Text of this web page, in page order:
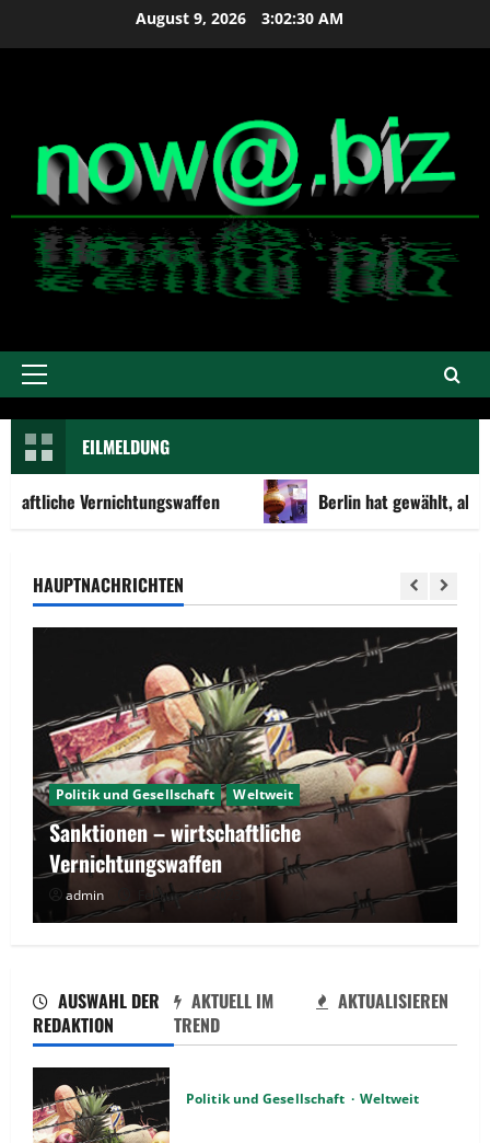
August 9, 2026 3:02:31 AM
Primäres
EILMELDUNG
Vernichtungswaffen Berlin hat gewählt, aber was
HAUPTNACHRICHTEN
Deutschland Politik und Gesellschaft
Berlin hat gewählt, aber was nun?
admin Februar 14, 2023
AUSWAHL DER
REDAKTION
AKTUELL IM
TREND
AKTUALISIEREN
Politik und Gesellschaft Weltweit